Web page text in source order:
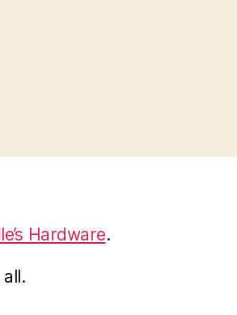
Hardware.